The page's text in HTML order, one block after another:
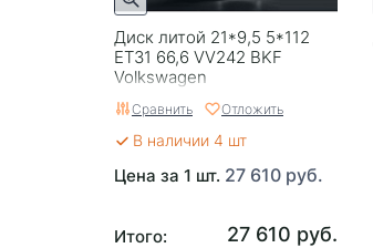
Диск литой 21*9,5 5*112
ET31 66,6 VV242 BKF
Volkswagen
Сравнить Отложить
В наличии 4 шт
Цена за 1 шт. 27 610 руб.
Итого: 27 610 руб.